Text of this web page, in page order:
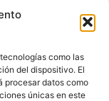
como las
del dispositivo. El
procesar datos como
únicas en este